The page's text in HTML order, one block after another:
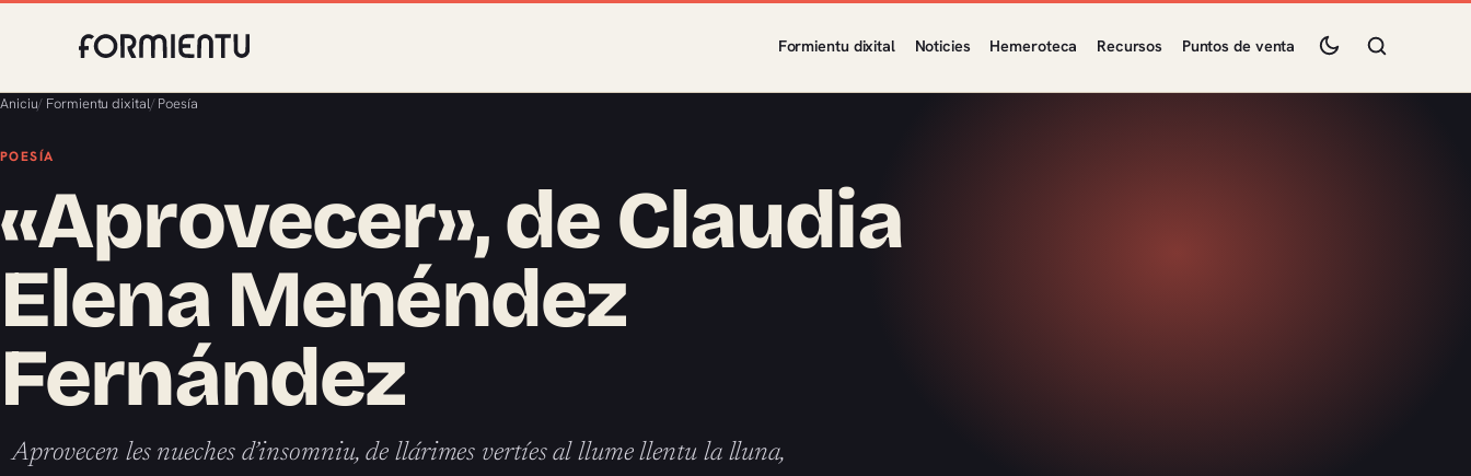
Formientu dixital Noticies Hemeroteca Recursos Puntos de venta
Aniciu/ Formientu dixital/ Poesía
POESÍA
«Aprovecer», de Claudia
Elena Menéndez
Fernández
Aprovecen les nueches d’insomniu, de llárimes vertíes al llume llentu la lluna,